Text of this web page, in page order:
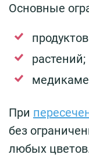
Основные
растений;
При
без
любых